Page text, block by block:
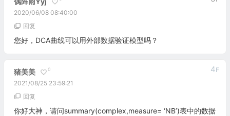
2020/06/08 08:40:00
回复
您好，DCA曲线可以用外部数据验证模型吗？
猪美美 0
2021/08/25 23:59:21
4F
回复
你好大神，请问summary(complex,measure= ‘NB’)表中的数据